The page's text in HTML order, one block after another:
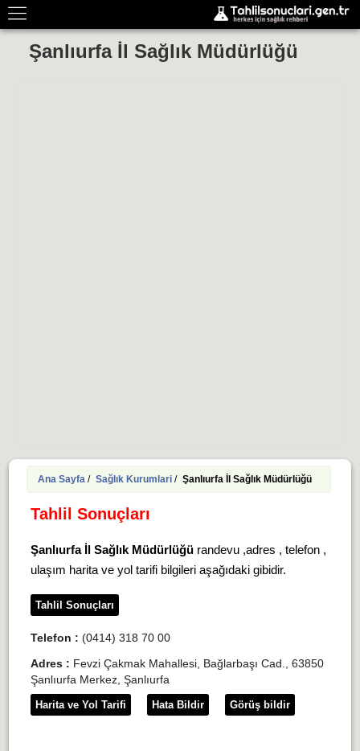
Şanlıurfa İl Sağlık Müdürlüğü
Ana Sayfa / Sağlık Kurumlari / Şanlıurfa İl Sağlık Müdürlüğü
Tahlil Sonuçları
Şanlıurfa İl Sağlık Müdürlüğürandevu ,adres , telefon ,
ulaşım harita ve yol tarifi bilgileri aşağıdaki gibidir.
Tahlil Sonuçları
Telefon : (0414) 318 70 00
Adres : Fevzi Çakmak Mahallesi, Bağlarbaşı Cad., 63850
Şanlıurfa Merkez, Şanlıurfa
Harita ve Yol Tarifi Hata Bildir Görüş bildir